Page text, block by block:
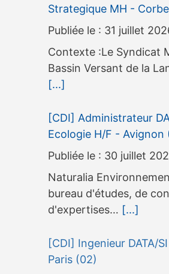
Strategique MH -
31 juillet
Contexte :Le Syndicat
Bassin Versant de la
[...]
[CDI] Administrateur
Ecologie H/F - Avignon
30 juillet
Naturalia
bureau d'études, de
d'expertises… [...]
[CDI] Ingenieur DATA/
Paris (02)